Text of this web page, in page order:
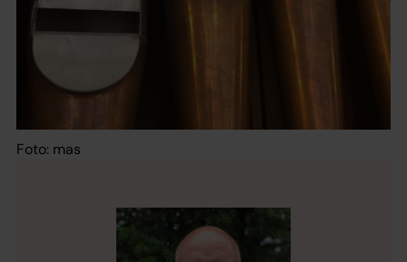
Foto: mas